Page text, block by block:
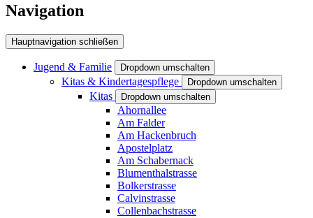
Navigation
Hauptnavigation schließen
Jugend & Familie Dropdown umschalten
Kitas & Kindertagespflege Dropdown umschalten
Kitas Dropdown umschalten
Ahornallee
Am Falder
Am Hackenbruch
Apostelplatz
Am Schabernack
Blumenthalstrasse
Bolkerstrasse
Calvinstrasse
Collenbachstrasse